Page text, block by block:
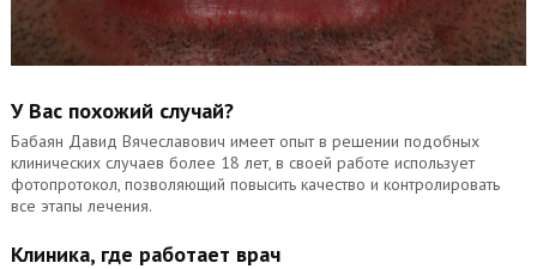
У Вас похожий случай?
Бабаян Давид Вячеславович имеет опыт в решении подобных
клинических случаев более 18 лет, в своей работе использует
фотопротокол, позволяющий повысить качество и контролировать
все этапы лечения.
Клиника, где работает врач